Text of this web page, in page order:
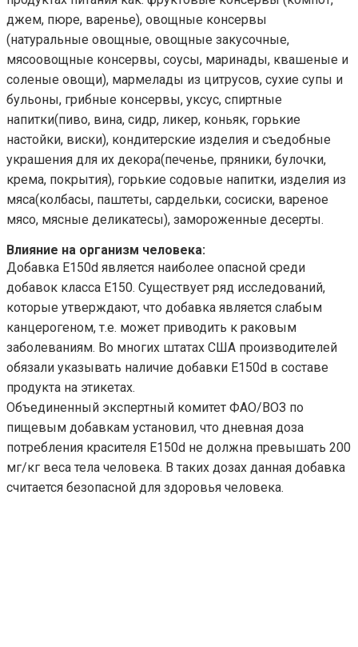
джем, пюре, варенье), овощные консервы
(натуральные овощные, овощные закусочные,
мясоовощные консервы, соусы, маринады, квашеные и
соленые овощи), мармелады из цитрусов, сухие супы и
бульоны, грибные консервы, уксус, спиртные
напитки(пиво, вина, сидр, ликер, коньяк, горькие
настойки, виски), кондитерские изделия и съедобные
украшения для их декора(печенье, пряники, булочки,
крема, покрытия), горькие содовые напитки, изделия из
мяса(колбасы, паштеты, сардельки, сосиски, вареное
мясо, мясные деликатесы), замороженные десерты.
Влияние на организм человека:
Добавка Е150d является наиболее опасной среди
добавок класса Е150. Существует ряд исследований,
которые утверждают, что добавка является слабым
канцерогеном, т.е. может приводить к раковым
заболеваниям. Во многих штатах США производителей
обязали указывать наличие добавки Е150d в составе
продукта на этикетах.
Объединенный экспертный комитет ФАО/ВОЗ по
пищевым добавкам установил, что дневная доза
потребления красителя Е150d не должна превышать 200
мг/кг веса тела человека. В таких дозах данная добавка
считается безопасной для здоровья человека.